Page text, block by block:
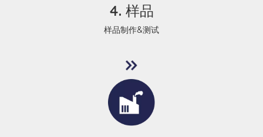
4. 样品
样品制作&测试